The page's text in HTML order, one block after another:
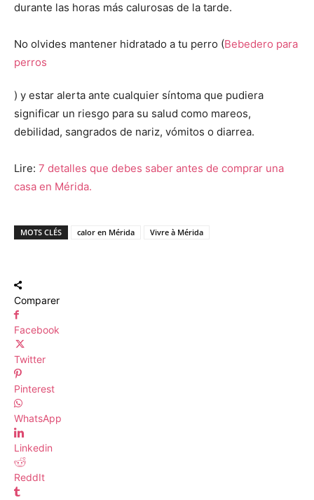
durante las horas más calurosas de la tarde.
No olvides mantener hidratado a tu perro (Bebedero para
perros
) y estar alerta ante cualquier síntoma que pudiera
significar un riesgo para su salud como mareos,
debilidad, sangrados de nariz, vómitos o diarrea.
Lire: 7 detalles que debes saber antes de comprar una
casa en Mérida.
MOTS CLÉS calor en Mérida Vivre à Mérida
Comparer
Facebook
Twitter
Pinterest
WhatsApp
Linkedin
ReddIt